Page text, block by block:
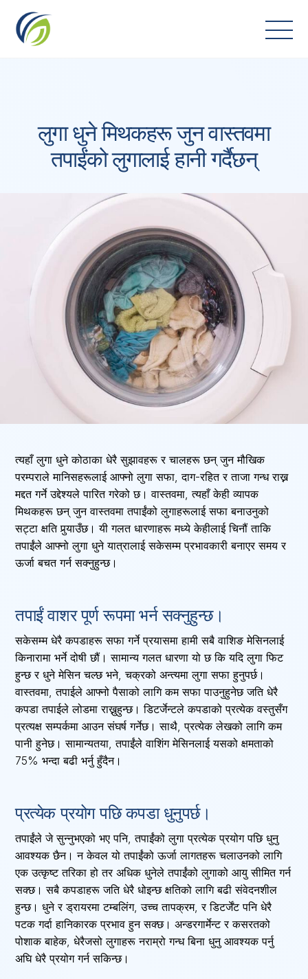
content
लुगा धुने मिथकहरू जुन वास्तवमा
तपाईंको लुगालाई हानी गर्दैछन्
त्यहाँ लुगा धुने कोठाका धेरै सुझावहरू र चालहरू छन् जुन मौखिक
परम्पराले मानिसहरूलाई आफ्नो लुगा सफा, दाग-रहित र ताजा गन्ध राख्न
मद्दत गर्ने उद्देश्यले पारित गरेको छ। वास्तवमा, त्यहाँ केही व्यापक
मिथकहरू छन् जुन वास्तवमा तपाईंको लुगाहरूलाई सफा बनाउनुको
सट्टा क्षति पुर्‍याउँछ। यी गलत धारणाहरू मध्ये केहीलाई चिनौं ताकि
तपाईंले आफ्नो लुगा धुने यात्रालाई सकेसम्म प्रभावकारी बनाएर समय र
ऊर्जा बचत गर्न सक्नुहुन्छ।
तपाईं वाशर पूर्ण रूपमा भर्न सक्नुहुन्छ।
सकेसम्म धेरै कपडाहरू सफा गर्ने प्रयासमा हामी सबै वाशिङ मेसिनलाई
किनारामा भर्ने दोषी छौं। सामान्य गलत धारणा यो छ कि यदि लुगा फिट
हुन्छ र धुने मेसिन चल्छ भने, चक्रको अन्त्यमा लुगा सफा हुनुपर्छ।
वास्तवमा, तपाईले आफ्नो पैसाको लागि कम सफा पाउनुहुनेछ जति धेरै
कपडा तपाईले लोडमा राख्नुहुन्छ। डिटर्जेन्टले कपडाको प्रत्येक वस्तुसँग
प्रत्यक्ष सम्पर्कमा आउन संघर्ष गर्नेछ। साथै, प्रत्येक लेखको लागि कम
पानी हुनेछ। सामान्यतया, तपाईंले वाशिंग मेसिनलाई यसको क्षमताको
75% भन्दा बढी भर्नु हुँदैन।
प्रत्येक प्रयोग पछि कपडा धुनुपर्छ।
तपाईंले जे सुन्नुभएको भए पनि, तपाईंको लुगा प्रत्येक प्रयोग पछि धुनु
आवश्यक छैन। न केवल यो तपाईंको ऊर्जा लागतहरू चलाउनको लागि
एक उत्कृष्ट तरिका हो तर अधिक धुनेले तपाईंको लुगाको आयु सीमित गर्न
सक्छ। सबै कपडाहरू जति धेरै धोइन्छ क्षतिको लागि बढी संवेदनशील
हुन्छ। धुने र ड्रायरमा टम्बलिंग, उच्च तापक्रम, र डिटर्जेंट पनि धेरै
पटक गर्दा हानिकारक प्रभाव हुन सक्छ। अन्डरगार्मेन्ट र कसरतको
पोशाक बाहेक, धेरैजसो लुगाहरू नराम्रो गन्ध बिना धुनु आवश्यक पर्नु
अघि धेरै प्रयोग गर्न सकिन्छ।